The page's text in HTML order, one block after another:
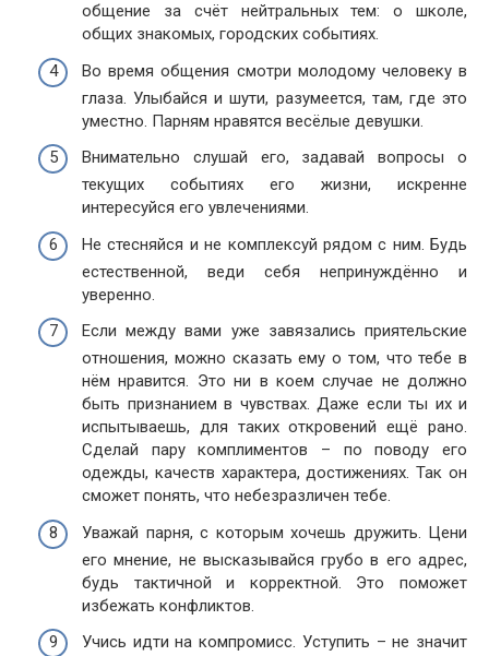
общение за счёт нейтральных тем: о школе,
общих знакомых, городских событиях.
Во время общения смотри молодому человеку в
глаза. Улыбайся и шути, разумеется, там, где это
уместно. Парням нравятся весёлые девушки.
Внимательно слушай его, задавай вопросы о
текущих событиях его жизни, искренне
интересуйся его увлечениями.
Не стесняйся и не комплексуй рядом с ним. Будь
естественной, веди себя непринуждённо и
уверенно.
Если между вами уже завязались приятельские
отношения, можно сказать ему о том, что тебе в
нём нравится. Это ни в коем случае не должно
быть признанием в чувствах. Даже если ты их и
испытываешь, для таких откровений ещё рано.
Сделай пару комплиментов – по поводу его
одежды, качеств характера, достижениях. Так он
сможет понять, что небезразличен тебе.
Уважай парня, с которым хочешь дружить. Цени
его мнение, не высказывайся грубо в его адрес,
будь тактичной и корректной. Это поможет
избежать конфликтов.
Учись идти на компромисс. Уступить – не значит